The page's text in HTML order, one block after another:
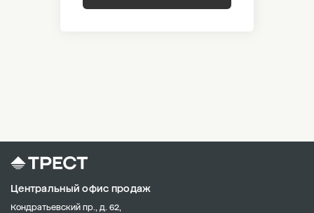
Центральный офис продаж
Кондратьевский пр., д. 62,